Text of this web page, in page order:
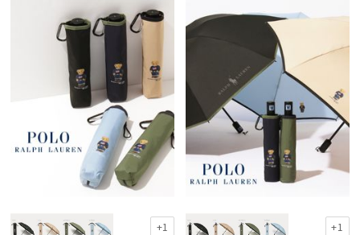
X
+1
料
X
+1